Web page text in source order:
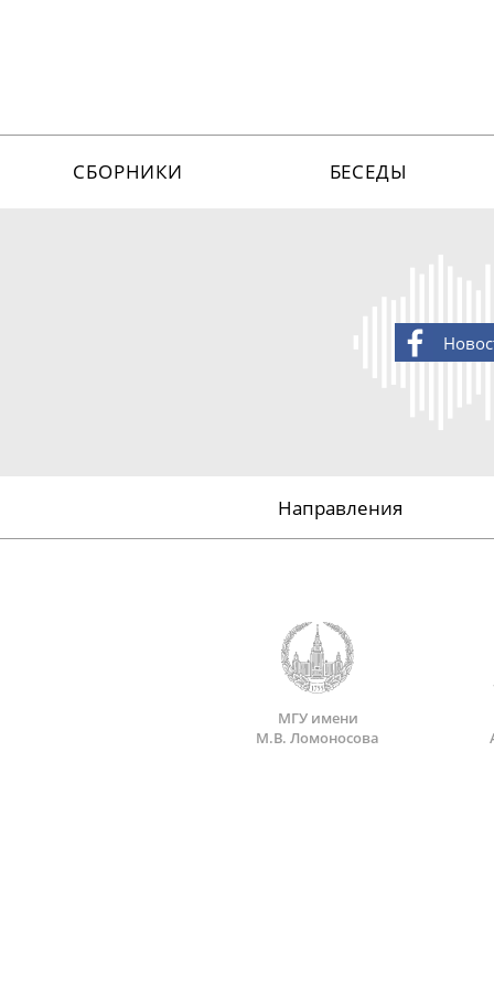
СБОРНИКИ БЕСЕДЫ
Направления
МГУ имени
М.В. Ломоносова